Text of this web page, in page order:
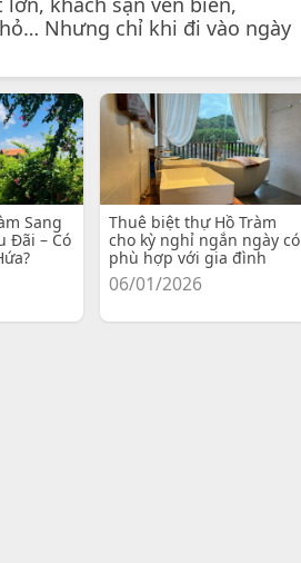
Nhưng chỉ khi đi vào ngày
Sang
Đãi – Có
Thuê biệt thự Hồ Tràm
cho kỳ nghỉ ngắn ngày có
phù hợp với gia đình
06/01/2026